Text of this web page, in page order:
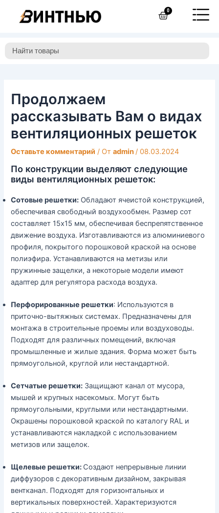
0Cart
Продолжаем
рассказывать Вам о видах
вентиляционных решеток
Оставьте комментарий / Отadmin/08.03.2024
По конструкции выделяют следующие
виды вентиляционных решеток:
Сотовые решетки: Обладают ячеистой конструкцией,
обеспечивая свободный воздухообмен. Размер сот
составляет 15х15 мм, обеспечивая беспрепятственное
движение воздуха. Изготавливаются из алюминиевого
профиля, покрытого порошковой краской на основе
полиэфира. Устанавливаются на метизы или
пружинные защелки, а некоторые модели имеют
адаптер для регулятора расхода воздуха.
Перфорированные решетки: Используются в
приточно-вытяжных системах. Предназначены для
монтажа в строительные проемы или воздуховоды.
Подходят для различных помещений, включая
промышленные и жилые здания. Форма может быть
прямоугольной, круглой или нестандартной.
Сетчатые решетки: Защищают канал от мусора,
мышей и крупных насекомых. Могут быть
прямоугольными, круглыми или нестандартными.
Окрашены порошковой краской по каталогу RAL и
устанавливаются накладкой с использованием
метизов или защелок.
Щелевые решетки: Создают непрерывные линии
диффузоров с декоративным дизайном, закрывая
вентканал. Подходят для горизонтальных и
вертикальных поверхностей. Характеризуются